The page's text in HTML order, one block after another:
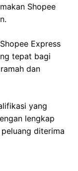
Shopee
Express
tepat bagi
dan
yang
lengkap
diterima